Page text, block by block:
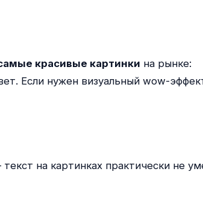
красивые картинки на рынке:
Если нужен визуальный wow-
на картинках практически не